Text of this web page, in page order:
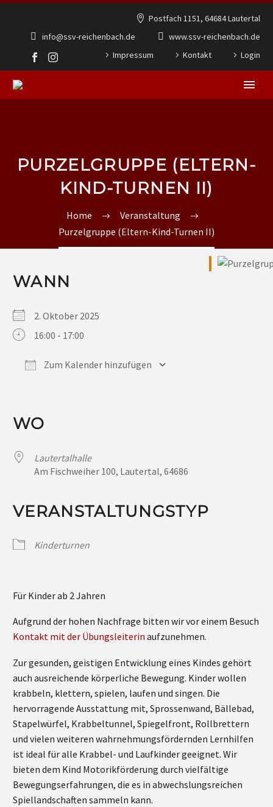
Postfach 1151, 64684 Lautertal
info@ssv-reichenbach.de
www.ssv-reichenbach.de
Impressum
Kontakt Login
PURZELGRUPPE (ELTERN-
KIND-TURNEN II)
Home
Veranstaltung
Purzelgruppe (Eltern-Kind-Turnen II)
WANN
2. Oktober 2025
16:00 - 17:00
Zum Kalender hinzufügen
WO
Lautertalhalle
Am Fischweiher 100, Lautertal, 64686
VERANSTALTUNGSTYP
Kinderturnen
Für Kinder ab 2 Jahren
Aufgrund der hohen Nachfrage bitten wir vor einem Besuch
Kontakt mit der Übungsleiterin aufzunehmen.
Zur gesunden, geistigen Entwicklung eines Kindes gehört
auch ausreichende körperliche Bewegung. Kinder wollen
krabbeln, klettern, spielen, laufen und singen. Die
hervorragende Ausstattung mit, Sprossenwand, Bällebad,
Stapelwürfel, Krabbeltunnel, Spiegelfront, Rollbrettern
und vielen weiteren wahrnehmungsfördernden Lernhilfen
ist ideal für alle Krabbel- und Laufkinder geeignet. Wir
bieten dem Kind Motorikförderung durch vielfältige
Bewegungserfahrungen, die es in abwechslungsreichen
Spiellandschaften sammeln kann.